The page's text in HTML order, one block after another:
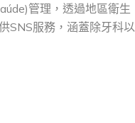
管理，透過地區衛生
SNS服務，涵蓋除牙科以